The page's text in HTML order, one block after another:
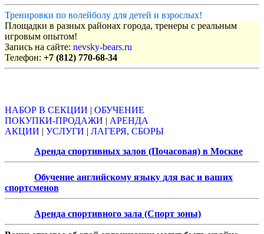
Тренировки по волейболу для детей и взрослых!
Площадки в разных районах города, тренеры с реальным
игровым опытом!
Запись на сайте: nevsky-bears.ru
Телефон: +7 (812) 770-68-34
НАБОР В СЕКЦИИ | ОБУЧЕНИЕ
ПОКУПКИ-ПРОДАЖИ | АРЕНДА
АКЦИИ | УСЛУГИ | ЛАГЕРЯ, СБОРЫ
Аренда спортивных залов (Почасовая) в Москве
Обучение английскому языку для вас и ваших
спортсменов
Аренда спортивного зала (Спорт зоны)